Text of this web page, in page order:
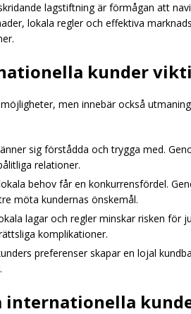
lagstiftning är förmågan att
lokala regler och effektiva
kunder
men innebär också
sig förstådda och trygga med.
relationer.
behov får en konkurrensfördel.
möta kundernas önskemål.
lagar och regler minskar risken för
komplikationer.
preferenser skapar en lojal
internationella